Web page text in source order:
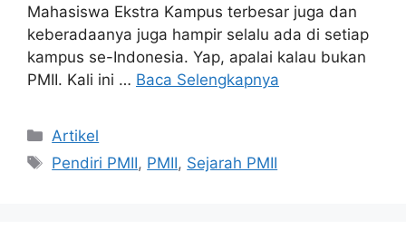
Mahasiswa Ekstra Kampus terbesar juga dan
keberadaanya juga hampir selalu ada di setiap
kampus se-Indonesia. Yap, apalai kalau bukan
PMII. Kali ini … Baca Selengkapnya
Artikel
Pendiri PMII, PMII, Sejarah PMII